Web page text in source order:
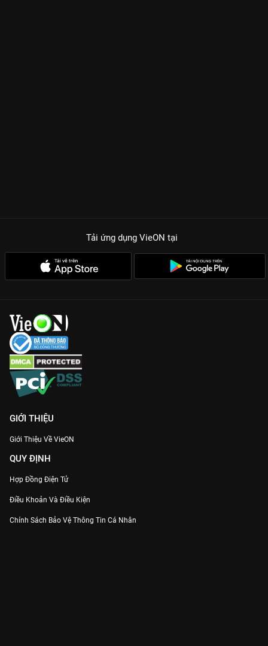
Tải ứng dụng VieON tại
GIỚI THIỆU
Giới Thiệu Về VieON
QUY ĐỊNH
Hợp Đồng Điện Tử
Điều Khoản Và Điều Kiện
Chính Sách Bảo Vệ Thông Tin Cá Nhân